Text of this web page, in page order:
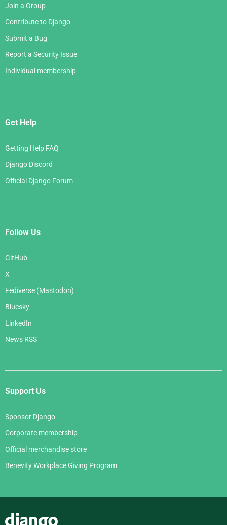
Join a Group
Contribute to Django
Submit a Bug
Report a Security Issue
Individual membership
Get Help
Getting Help FAQ
Django Discord
Official Django Forum
Follow Us
GitHub
X
Fediverse (Mastodon)
Bluesky
LinkedIn
News RSS
Support Us
Sponsor Django
Corporate membership
Official merchandise store
Benevity Workplace Giving Program